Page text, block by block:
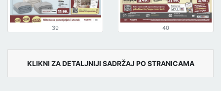
39 40
KLIKNI ZA DETALJNIJI SADRŽAJ PO STRANICAMA